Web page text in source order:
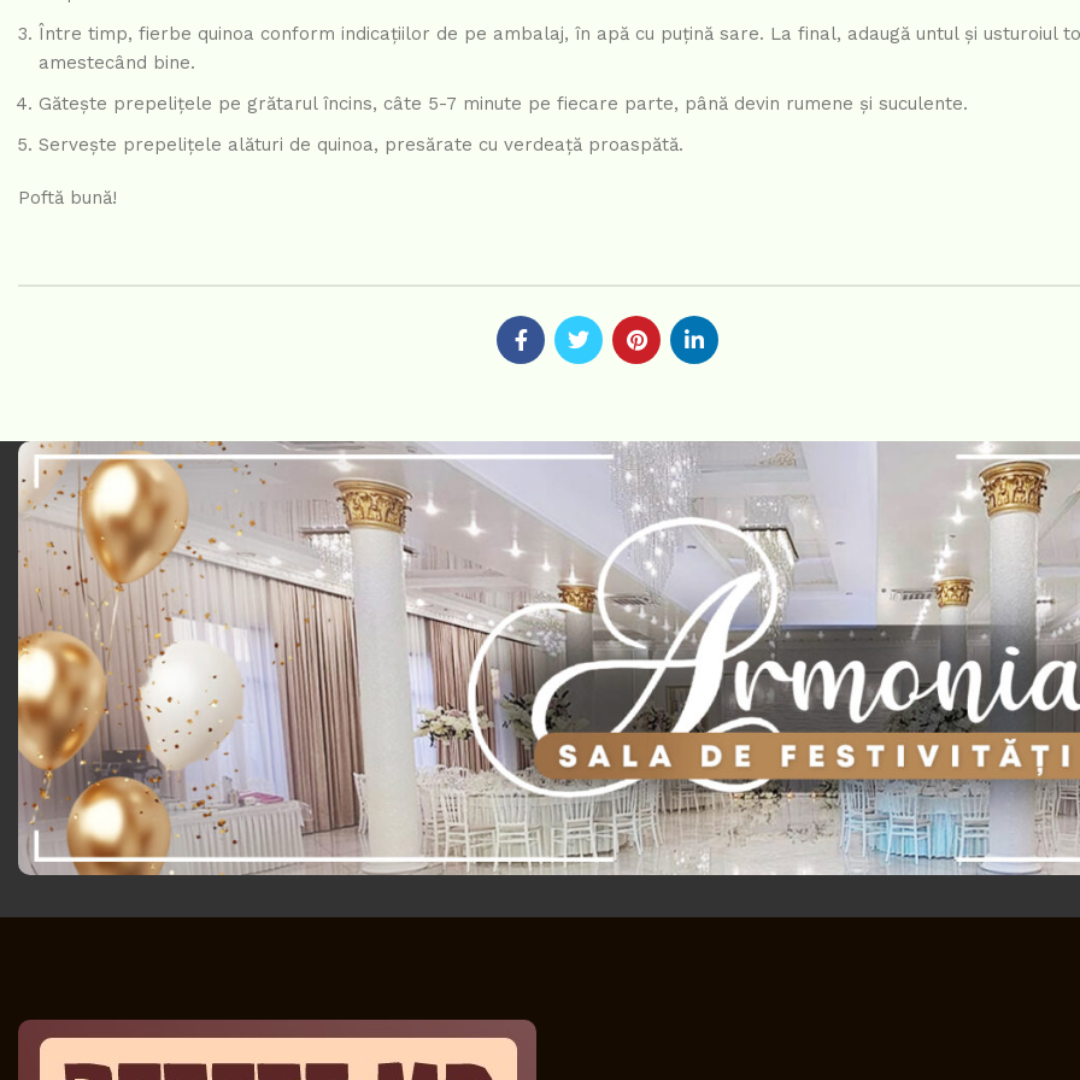
Între timp, fierbe quinoa conform indicațiilor de pe ambalaj, în apă cu puțină sare. La final, adaugă untul și usturoiul
amestecând bine.
Gătește prepelițele pe grătarul încins, câte 5-7 minute pe fiecare parte, până devin rumene și suculente.
Servește prepelițele alături de quinoa, presărate cu verdeață proaspătă.
Poftă bună!